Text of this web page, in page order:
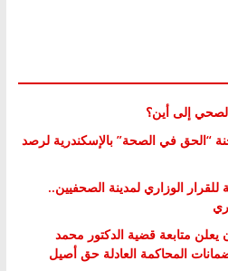
إلى أين؟
“الحق في الصحة” بالإسكندرية لرصد
للقرار الوزاري لمدينة الصحفيين..
متابعة قضية الدكتور محمد
المحاكمة العادلة حق أصيل